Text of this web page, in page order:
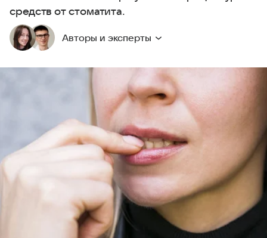
средств от стоматита.
Авторы и эксперты